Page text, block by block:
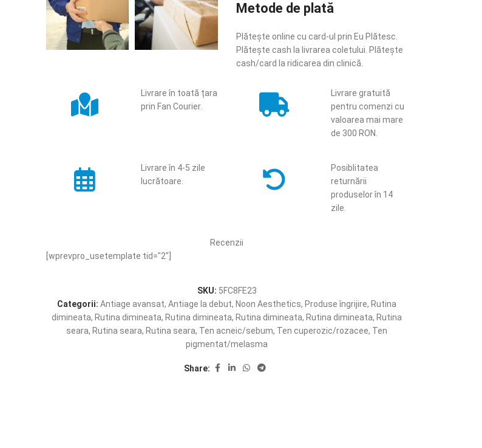
Metode de plată
Plătește online cu card-ul prin Eu Plătesc.
Plătește cash la livrarea coletului. Plătește
cash/card la ridicarea din clinică.
Livrare în toată țara
prin Fan Courier.
Livrare gratuită
pentru comenzi cu
valoarea mai mare
de 300 RON.
Livrare în 4-5 zile
lucrătoare.
Posiblitatea
returnării
produselor în 14
zile.
Recenzii
[wprevpro_usetemplate tid="2"]
SKU: 5FC8FE23
Categorii: Antiage avansat, Antiage la debut, Noon Aesthetics, Produse îngrijire, Rutina
dimineata, Rutina dimineata, Rutina dimineata, Rutina dimineata, Rutina dimineata, Rutina
seara, Rutina seara, Rutina seara, Ten acneic/sebum, Ten cuperozic/rozacee, Ten
pigmentat/melasma
Share: